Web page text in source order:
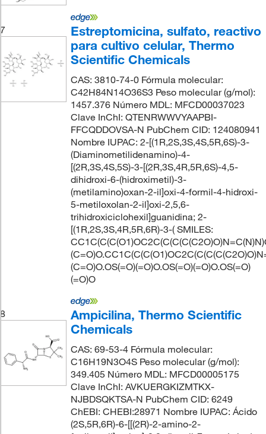
7
Estreptomicina, sulfato, reactivo
para cultivo celular, Thermo
Scientific Chemicals
CAS: 3810-74-0 Fórmula molecular:
C42H84N14O36S3 Peso molecular (g/mol):
1457.376 Número MDL: MFCD00037023
Clave InChI: QTENRWWVYAAPBI-
FFCQDDOVSA-N PubChem CID: 124080941
Nombre IUPAC: 2-[(1R,2S,3S,4S,5R,6S)-3-
(Diaminometilidenamino)-4-
[(2R,3S,4S,5S)-3-[(2R,3S,4R,5R,6S)-4,5-
dihidroxi-6-(hidroximetil)-3-
(metilamino)oxan-2-il]oxi-4-formil-4-hidroxi-
5-metiloxolan-2-il]oxi-2,5,6-
trihidroxiciclohexil]guanidina; 2-
[(1R,2S,3S,4R,5R,6R)-3-( SMILES:
(C=O)O.OS(=O)(=O)O.OS(=O)(=O)O.OS(=O)
(=O)O
8
Ampicilina, Thermo Scientific
Chemicals
CAS: 69-53-4 Fórmula molecular:
C16H19N3O4S Peso molecular (g/mol):
349.405 Número MDL: MFCD00005175
Clave InChI: AVKUERGKIZMTKX-
NJBDSQKTSA-N PubChem CID: 6249
ChEBI: CHEBI:28971 Nombre IUPAC: Ácido
(2S,5R,6R)-6-[[(2R)-2-amino-2-